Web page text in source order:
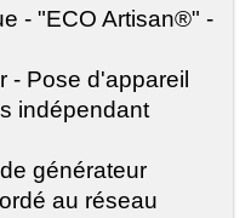
- "ECO Artisan®" -
- Pose d'appareil
indépendant
générateur
au réseau